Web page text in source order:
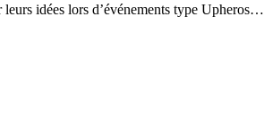
leurs idées lors d’événements type Upheros…